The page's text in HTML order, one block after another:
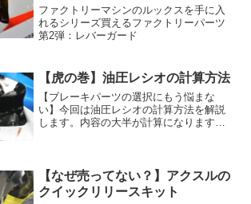
ファクトリーマシンのルックスを手に入
れるシリーズ買えるファクトリーパーツ
第2弾：レバーガード
【虎の巻】油圧レシオの計算方法
【ブレーキパーツの選択にもう悩まな
い】今回は油圧レシオの計算方法を解説
します。内容の大半が計算になります
【なぜ売ってない？】アクスルの
クイックリリースキット